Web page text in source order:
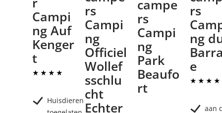
Campi
ng Auf
Kenger
t
Huisdieren
rs
Campi
ng
Officiel
Wollef
sschlu
cht
Echter
campe
rs
Campi
ng
Park
Beaufo
rt
rs
ng
e
aan